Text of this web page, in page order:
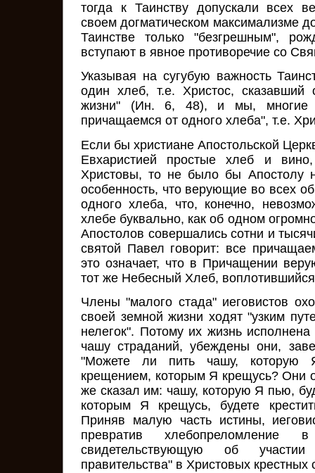
тогда к Таинству допускали всех
своем догматическом максимализме
Таинстве только "безгрешным",
вступают в явное противоречие со
Указывая на сугубую важность
один хлеб, т.е. Христос,
жизни" (Ин. 6, 48), и мы, многие
причащаемся от одного хлеба", т.е.
Если бы христиане Апостольской
Евхаристией простые хлеб и
Христовы, то не было бы Апостолу
особенность, что верующие во всех
одного хлеба, что, конечно,
хлебе буквально, как об одном
Апостолов совершались сотни и
святой Павел говорит: все
это означает, что в Причащении
тот же Небесный Хлеб,
Члены "малого стада" иеговистов
своей земной жизни ходят "узким
нелегок". Потому их жизнь
чашу страданий, убеждены они,
"Можете ли пить чашу, которую
крещением, которым Я крещусь? Они
же сказал им: чашу, которую Я пью,
которым Я крещусь, будете
Приняв малую часть истины,
превратив
свидетельствующую об
правительства" в Христовых крестных